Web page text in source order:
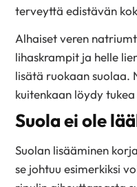
terveyttä edistävän
Alhaiset veren
lihaskrampit ja helle
lisätä ruokaan suolaa.
kuitenkaan löydy
Suola ei ole
Suolan lisääminen
se johtuu esimerkiksi